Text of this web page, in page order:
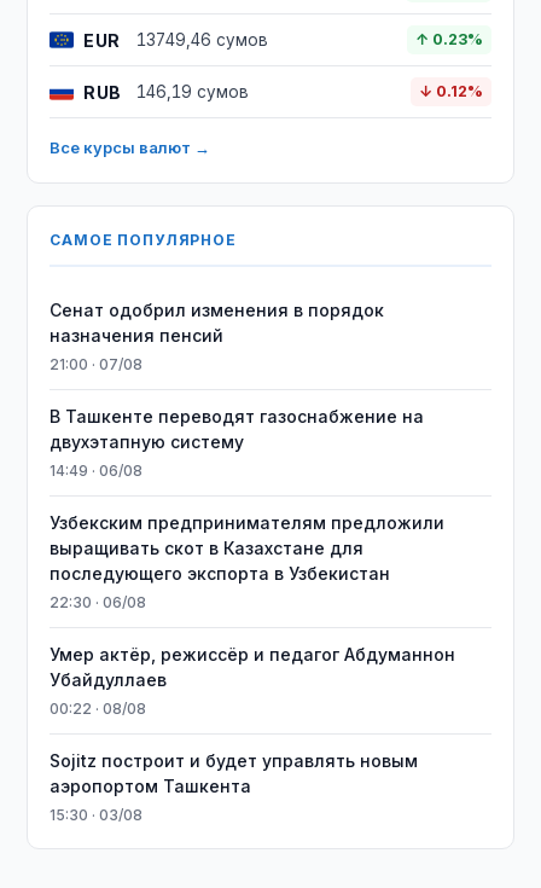
EUR 13749,46 сумов ↑ 0.23%
RUB 146,19 сумов ↓ 0.12%
Все курсы валют →
САМОЕ ПОПУЛЯРНОЕ
Сенат одобрил изменения в порядок
назначения пенсий
21:00 · 07/08
В Ташкенте переводят газоснабжение на
двухэтапную систему
14:49 · 06/08
Узбекским предпринимателям предложили
выращивать скот в Казахстане для
последующего экспорта в Узбекистан
22:30 · 06/08
Умер актёр, режиссёр и педагог Абдуманнон
Убайдуллаев
00:22 · 08/08
Sojitz построит и будет управлять новым
аэропортом Ташкента
15:30 · 03/08